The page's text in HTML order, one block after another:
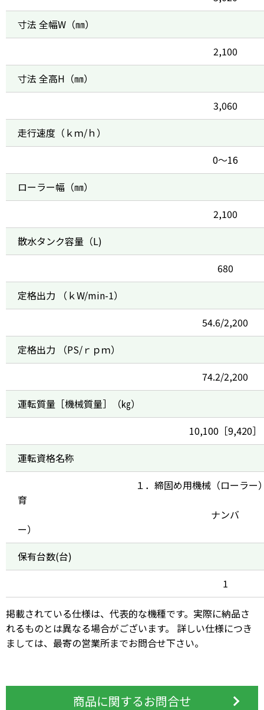
寸法 全幅W（㎜）
2,100
寸法 全高H（㎜）
3,060
走行速度（ｋｍ/ｈ）
0～16
ローラー幅（㎜）
2,100
散水タンク容量（L)
680
定格出力 （ｋW/min-1）
54.6/2,200
定格出力 （PS/ｒｐｍ）
74.2/2,200
運転質量［機械質量］（㎏）
10,100［9,420］
運転資格名称
１．締固め用機械（ローラー
育 ２．大型特殊
ナンバ
ー
保有台数(台)
1
掲載されている仕様は、代表的な機種です。実際に納品さ
れるものとは異なる場合がございます。 詳しい仕様につき
ましては、最寄の営業所までお問合せ下さい。
商品に関するお問合せ